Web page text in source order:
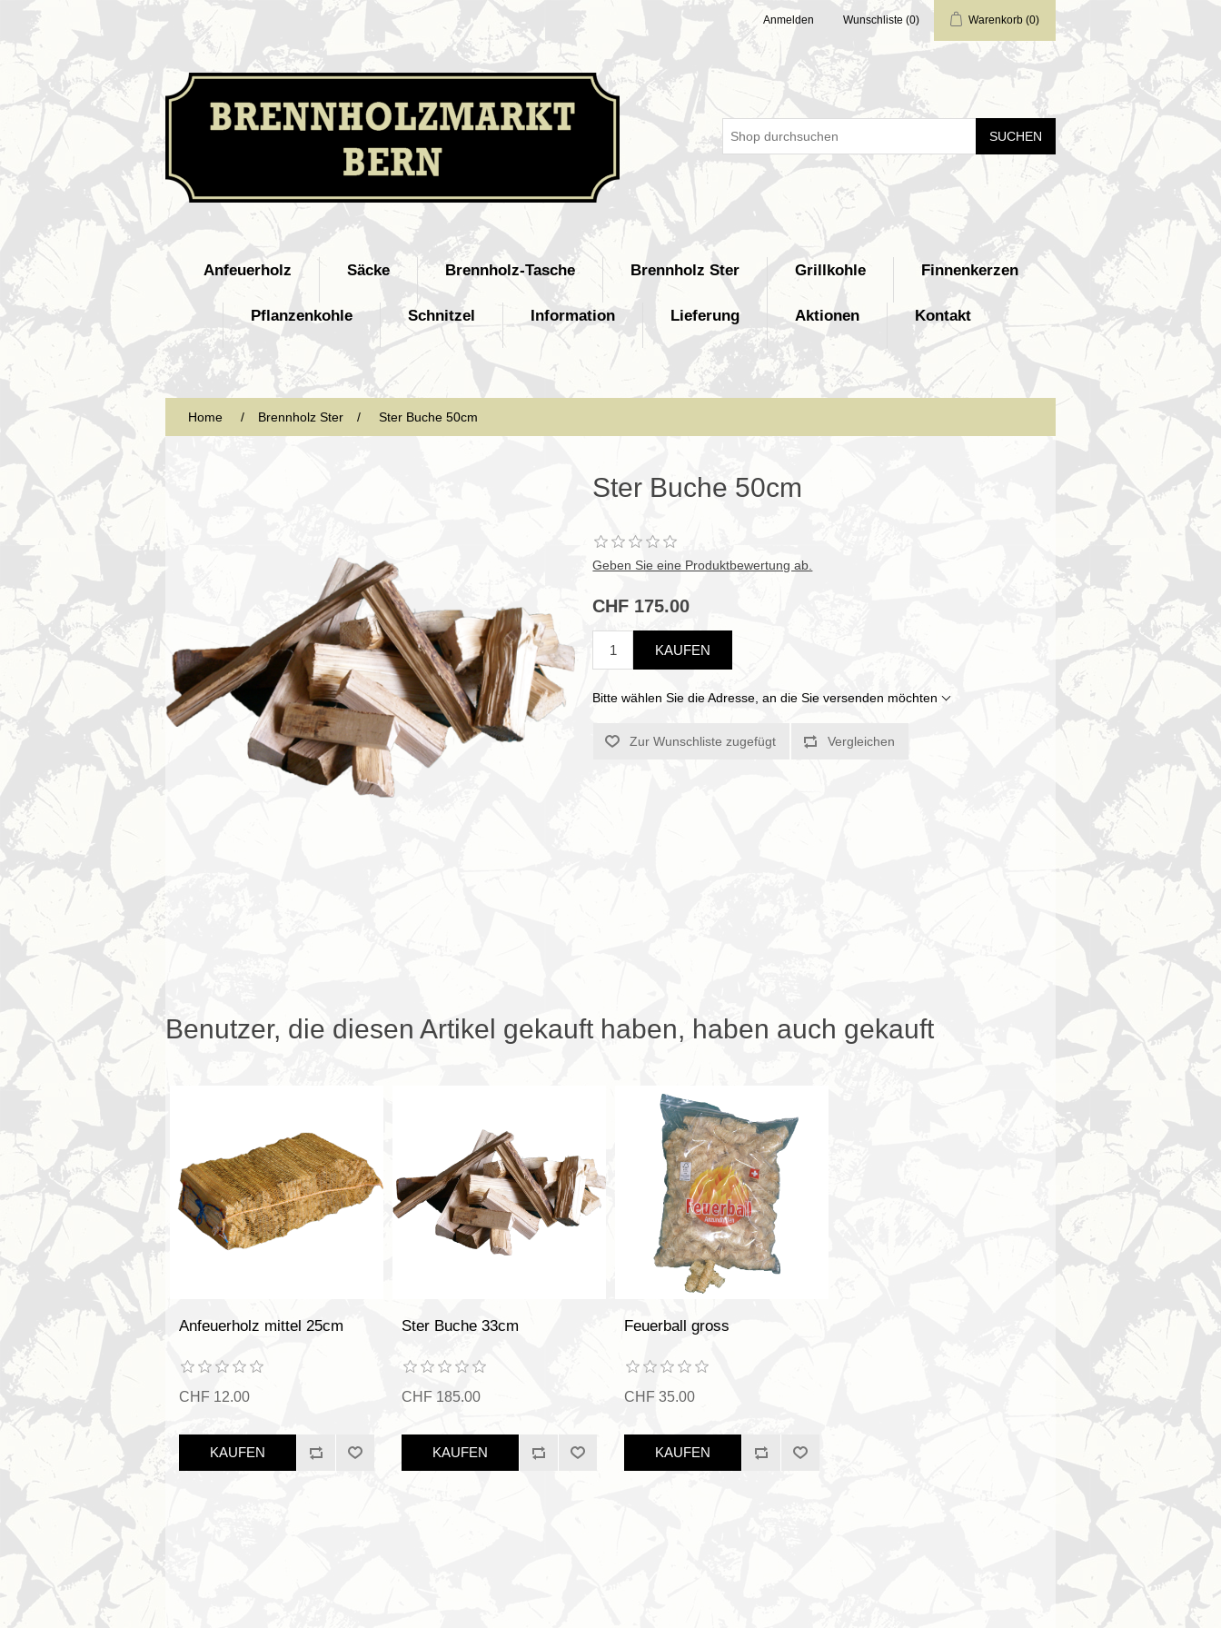
Anmelden Wunschliste (0) Warenkorb (0)
SUCHEN
Anfeuerholz Säcke Brennholz-Tasche Brennholz Ster Grillkohle Finnenkerzen
Pflanzenkohle Schnitzel Information Lieferung Aktionen Kontakt
Home / Brennholz Ster / Ster Buche 50cm
Ster Buche 50cm
Geben Sie eine Produktbewertung ab.
CHF 175.00
KAUFEN
Bitte wählen Sie die Adresse, an die Sie versenden möchten
Zur Wunschliste zugefügt Vergleichen
Benutzer, die diesen Artikel gekauft haben, haben auch gekauft
Anfeuerholz mittel 25cm
CHF 12.00
KAUFEN
Ster Buche 33cm
CHF 185.00
KAUFEN
Feuerball gross
CHF 35.00
KAUFEN